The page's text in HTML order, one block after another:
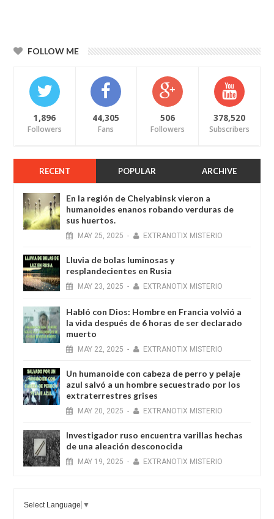
FOLLOW ME
1,896
Followers
44,305
Fans
506
Followers
378,520
Subscribers
RECENT POPULAR ARCHIVE
En la región de Chelyabinsk vieron a
humanoides enanos robando verduras de
sus huertos.
MAY 25, 2025 - EXTRANOTIX MISTERIO
Lluvia de bolas luminosas y
resplandecientes en Rusia
MAY 23, 2025 - EXTRANOTIX MISTERIO
Habló con Dios: Hombre en Francia volvió a
la vida después de 6 horas de ser declarado
muerto
MAY 22, 2025 - EXTRANOTIX MISTERIO
Un humanoide con cabeza de perro у pelaje
azul salvó a un hombre secuestrado por los
extraterrestres grises
MAY 20, 2025 - EXTRANOTIX MISTERIO
Investigador ruso encuentra varillas hechas
de una aleación desconocida
MAY 19, 2025 - EXTRANOTIX MISTERIO
Select Language ▼